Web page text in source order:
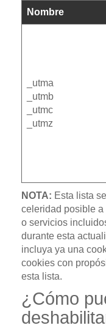
Nombre
_utma
_utmb
_utmc
_utmz
NOTA: Esta lista
celeridad posible
o servicios
durante esta
incluya ya una
cookies con
esta lista.
¿Cómo